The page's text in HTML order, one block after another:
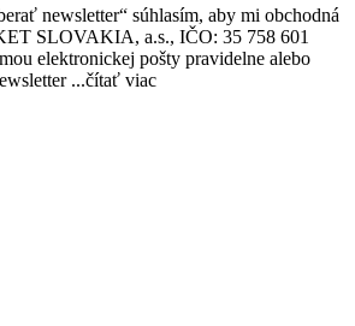
newsletter“ súhlasím, aby mi obchodná
SLOVAKIA, a.s., IČO: 35 758 601
elektronickej pošty pravidelne alebo
...čítať viac